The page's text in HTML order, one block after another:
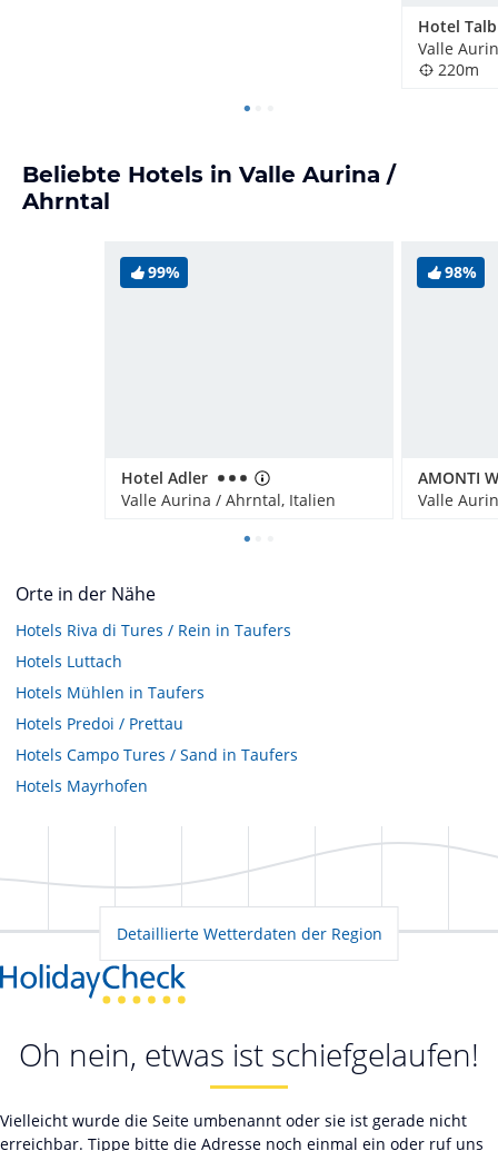
Hotel
Valle
220m
Beliebte Hotels in Valle Aurina /
Ahrntal
99%
Hotel Adler
Valle Aurina / Ahrntal, Italien
98%
Valle
Orte in der Nähe
Hotels Riva di Tures / Rein in Taufers
Hotels Luttach
Hotels Mühlen in Taufers
Hotels Predoi / Prettau
Hotels Campo Tures / Sand in Taufers
Hotels Mayrhofen
Detaillierte Wetterdaten der Region
Oh nein, etwas ist schiefgelaufen!
Vielleicht wurde die Seite umbenannt oder sie ist gerade nicht
erreichbar. Tippe bitte die Adresse noch einmal ein oder ruf uns